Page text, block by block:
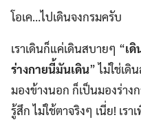
โอเค…ไปเดินจงกรมครับ
เราเดินก็แค่เดินสบายๆ “เ
ร่างกายนี้มันเดิน” ไม่ใช่เ
มองข้างนอก ก็เป็นมองร่า
รู้สึก ไม่ใช้ตาจริงๆ เนี่ย! เ